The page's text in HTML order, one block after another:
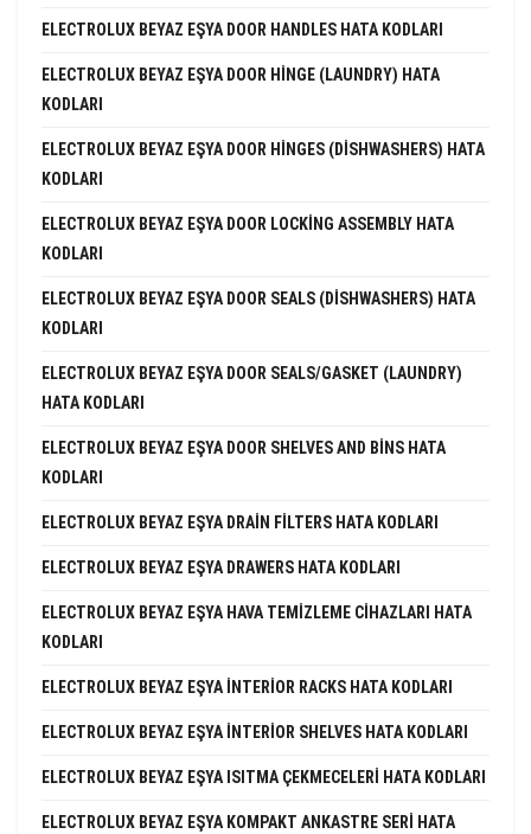
ELECTROLUX BEYAZ EŞYA DOOR HANDLES HATA KODLARI
ELECTROLUX BEYAZ EŞYA DOOR HINGE (LAUNDRY) HATA
KODLARI
ELECTROLUX BEYAZ EŞYA DOOR HINGES (DISHWASHERS) HATA
KODLARI
ELECTROLUX BEYAZ EŞYA DOOR LOCKING ASSEMBLY HATA
KODLARI
ELECTROLUX BEYAZ EŞYA DOOR SEALS (DISHWASHERS) HATA
KODLARI
ELECTROLUX BEYAZ EŞYA DOOR SEALS/GASKET (LAUNDRY)
HATA KODLARI
ELECTROLUX BEYAZ EŞYA DOOR SHELVES AND BINS HATA
KODLARI
ELECTROLUX BEYAZ EŞYA DRAIN FILTERS HATA KODLARI
ELECTROLUX BEYAZ EŞYA DRAWERS HATA KODLARI
ELECTROLUX BEYAZ EŞYA HAVA TEMIZLEME CIHAZLARI HATA
KODLARI
ELECTROLUX BEYAZ EŞYA INTERIOR RACKS HATA KODLARI
ELECTROLUX BEYAZ EŞYA INTERIOR SHELVES HATA KODLARI
ELECTROLUX BEYAZ EŞYA ISITMA ÇEKMECELERI HATA KODLARI
ELECTROLUX BEYAZ EŞYA KOMPAKT ANKASTRE SERI HATA